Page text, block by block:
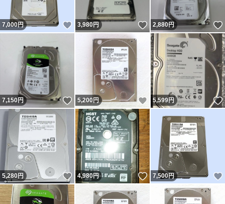
7,000円 いいね！
3,980円 いいね！
2,880円
7,150円 いいね！
5,200円 いいね！
5,599円
5,280円 いいね！
4,980円 いいね！
7,500円